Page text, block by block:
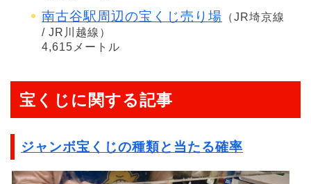
南古谷駅周辺の宝くじ売り場 （JR埼京線
/ JR川越線）
4,615メートル
宝くじに関する記事
ジャンボ宝くじの種類と当たる確率